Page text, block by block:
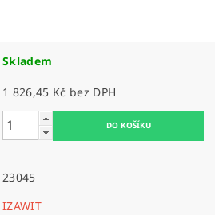
Skladem
1 826,45 Kč bez DPH
23045
IZAWIT